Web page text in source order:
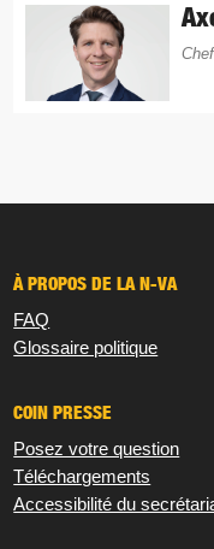
À PROPOS DE LA N-VA
FAQ
Glossaire politique
COIN PRESSE
Posez votre question
Téléchargements
Accessibilité du